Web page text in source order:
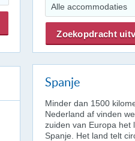
Alle accommodaties
Spanje
Minder dan 1500
Nederland af vinden
zuiden van Europa het
Spanje. Het land telt